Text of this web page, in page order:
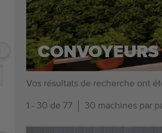
Vos résultats de recherche ont
1 - 30 de 77 30 machines par